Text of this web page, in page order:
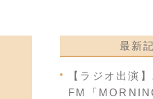
最新
【ラジオ出演
FM「